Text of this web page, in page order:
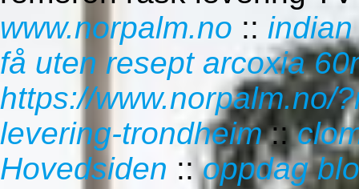
www.norpalm.no ::
få uten resept arcoxia
https://www.norpalm.no/
levering-trondheim::
Hovedsiden ::oppdag